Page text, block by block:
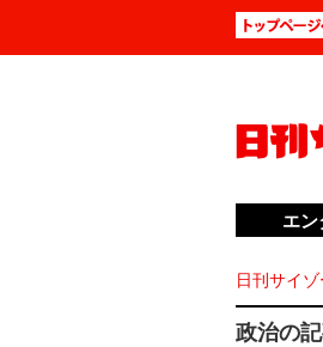
日刊サイ
政治の
エン